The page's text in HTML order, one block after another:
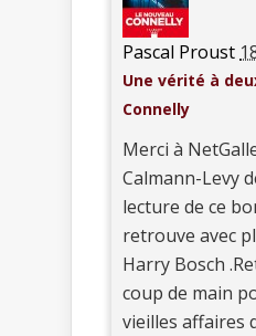
Pascal Proust
Une vérité à
Connelly
Merci à
Calmann-Levy
lecture de ce
retrouve avec
Harry Bosch
coup de main
vieilles affaires